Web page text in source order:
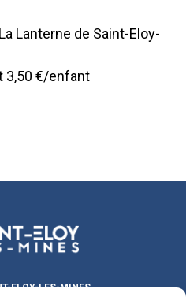
Lanterne de Saint-Eloy-
3,50 €/enfant
ELOY-LES-MINES